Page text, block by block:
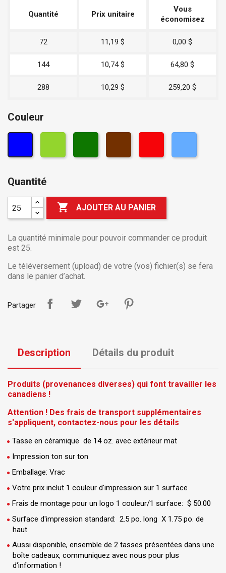
Quantité Prix unitaire
Vous
économisez
72 11,19 $ 0,00 $
144 10,74 $ 64,80 $
288 10,29 $ 259,20 $
Couleur
Quantité
 AJOUTER AU PANIER
La quantité minimale pour pouvoir commander ce produit
est 25.
Le téléversement (upload) de votre (vos) fichier(s) se fera
dans le panier d’achat.
Partager
Description Détails du produit
Produits (provenances diverses) qui font travailler les
canadiens !
Attention ! Des frais de transport supplémentaires
s'appliquent, contactez-nous pour les détails
Tasse en céramique de 14 oz. avec extérieur mat
Impression ton sur ton
Emballage: Vrac
Votre prix inclut 1 couleur d'impression sur 1 surface
Frais de montage pour un logo 1 couleur/1 surface: $ 50.00
Surface d'impression standard: 2.5 po. long X 1.75 po. de
haut
Aussi disponible, ensemble de 2 tasses présentées dans une
boîte cadeaux, communiquez avec nous pour plus
d'information !